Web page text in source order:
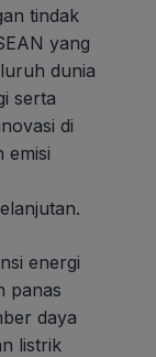
tindak
yang
dunia
serta
di
emisi
energi
panas
daya
listrik